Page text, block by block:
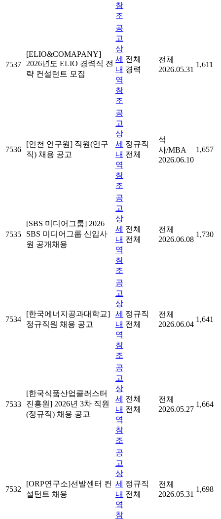
참
조
7537
[ELIO&COMAPANY]
2026년도 ELIO 경력직 전
략 컨설턴트 모집
공
고
상
세
내
역
참
조
전체
경력
전체
2026.05.31
1,611
7536
[인천 연구원] 직원(연구
직) 채용 공고
공
고
상
세
내
역
참
조
정규직
전체
석
사/MBA
2026.06.10
1,657
7535
[SBS 미디어그룹] 2026
SBS 미디어그룹 신입사
원 공개채용
공
고
상
세
내
역
참
조
전체
전체
전체
2026.06.08
1,730
7534
[한국에너지공과대학교]
정규직원 채용 공고
공
고
상
세
내
역
참
조
정규직
전체
전체
2026.06.04
1,641
7533
[한국식품산업클러스터
진흥원] 2026년 3차 직원
(정규직) 채용 공고
공
고
상
세
내
역
참
조
전체
전체
전체
2026.05.27
1,664
7532
[ORP연구소]선발센터 컨
설턴트 채용
공
고
상
세
내
역
참
정규직
전체
전체
2026.05.31
1,698